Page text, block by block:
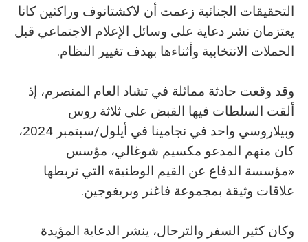
التحقيقات الجنائية زعمت أن لاكشتانوف وراكثين كانا
يعتزمان نشر دعاية على وسائل الإعلام الاجتماعي قبل
الحملات الانتخابية وأثناءها بهدف تغيير النظام.
وقد وقعت حادثة مماثلة في تشاد العام المنصرم، إذ
ألقت السلطات فيها القبض على ثلاثة روس
وبيلاروسي واحد في نجامينا في أيلول/سبتمبر 2024،
كان منهم المدعو مكسيم شوغالي، مؤسس
«مؤسسة الدفاع عن القيم الوطنية» التي تربطها
علاقات وثيقة بمجموعة فاغنر وبريغوجين.
وكان كثير السفر والترحال، ينشر الدعاية المؤيدة